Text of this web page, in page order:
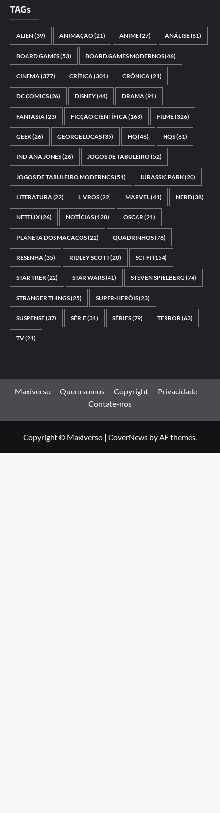
TAGs
ALIEN(39) ANIMAÇÃO(21) ANIME(27) ANÁLISE(61)
BOARD GAMES(53) BOARD GAMES MODERNOS(46)
CINEMA(377) CRÍTICA(301) CRÔNICA(21)
DC COMICS(26) DISNEY(44) DRAMA(91)
FANTASIA(23) FICÇÃO CIENTÍFICA(163) FILME(326)
GEEK(26) GEORGE LUCAS(35) HQ(46) HQS(61)
INDIANA JONES(26) JOGOS DE TABULEIRO(52)
JOGOS DE TABULEIRO MODERNOS(51) JURASSIC PARK(20)
LITERATURA(22) LIVROS(22) MARVEL(41) NERD(38)
NETFLIX(26) NOTÍCIAS(128) OSCAR(21)
PLANETA DOS MACACOS(22) QUADRINHOS(78)
RESENHA(35) RIDLEY SCOTT(20) SCI-FI (154)
STAR TREK(22) STAR WARS(41) STEVEN SPIELBERG (74)
STRANGER THINGS(25) SUPER-HERÓIS(23)
SUSPENSE(37) SÉRIE(31) SÉRIES(79) TERROR(63)
TV(21)
Maxiverso Quem somos Copyright
Privacidade
Contate-nos
Copyright © Maxiverso | CoverNews by AF themes.